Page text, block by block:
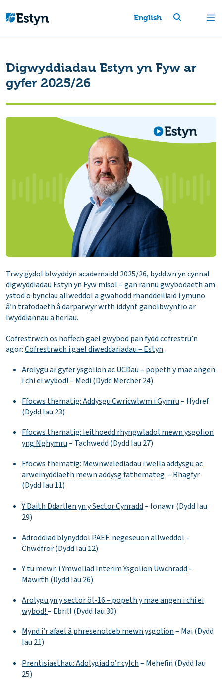
English
Digwyddiadau Estyn yn Fyw ar
gyfer 2025/26
Trwy gydol blwyddyn academaidd 2025/26, byddwn yn cynnal
digwyddiadau Estyn yn Fyw misol – gan rannu gwybodaeth am
ystod o bynciau allweddol a gwahodd rhanddeiliaid i ymuno
â’n trafodaeth â darparwyr wrth iddynt ganolbwyntio ar
lwyddiannau a heriau.
Cofrestrwch os hoffech gael gwybod pan fydd cofrestru’n
agor:Cofrestrwch i gael diweddariadau – Estyn
Arolygu ar gyfer ysgolion ac UCDau – popeth y mae angen
i chi ei wybod!– Medi (Dydd Mercher 24)
Ffocws thematig: Addysgu Cwricwlwm i Gymru– Hydref
(Dydd Iau 23)
Ffocws thematig: Ieithoedd rhyngwladol mewn ysgolion
yng Nghymru– Tachwedd (Dydd Iau 27)
Ffocws thematig: Mewnwelediadau i wella addysgu ac
arweinyddiaeth mewn addysg fathemateg – Rhagfyr
(Dydd Iau 11)
Y Daith Ddarllen yn y Sector Cynradd– Ionawr (Dydd Iau
29)
Adroddiad blynyddol PAEF: negeseuon allweddol–
Chwefror (Dydd Iau 12)
Y tu mewn i Ymweliad Interim Ysgolion Uwchradd–
Mawrth (Dydd Iau 26)
Arolygu yn y sector ôl-16 – popeth y mae angen i chi ei
wybod!– Ebrill (Dydd Iau 30)
Mynd i’r afael â phresenoldeb mewn ysgolion– Mai (Dydd
Iau 21)
Prentisiaethau: Adolygiad o’r cylch– Mehefin (Dydd Iau
25)